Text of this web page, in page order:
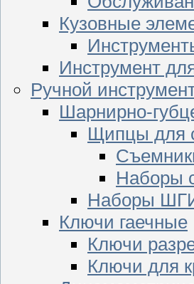
Кузовные
Инструмент
Ручной
Шарнирно-
Щипцы для
Наборы
Наборы
Ключи гаечные
Ключи
Ключи для